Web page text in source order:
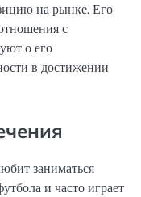
на рынке. Его
с
о его
в достижении
заниматься
и часто играет